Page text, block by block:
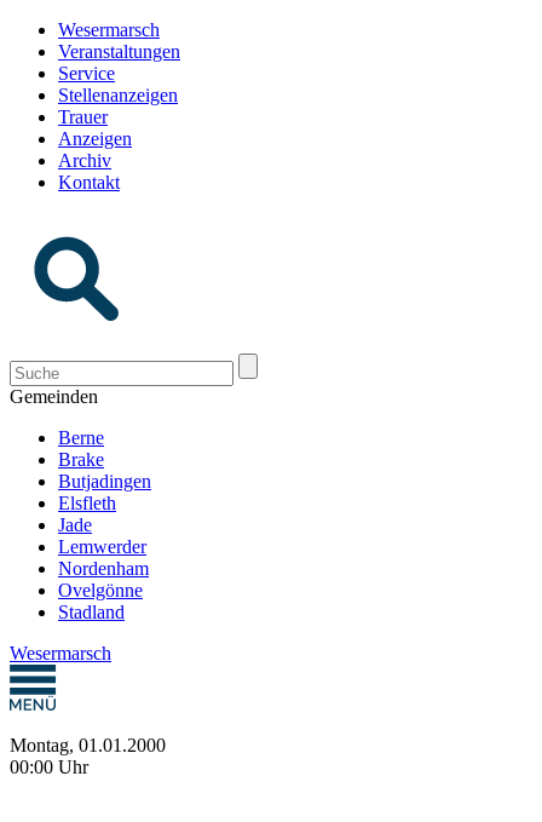
Wesermarsch
Veranstaltungen
Service
Stellenanzeigen
Trauer
Anzeigen
Archiv
Kontakt
Gemeinden
Berne
Brake
Butjadingen
Elsfleth
Jade
Lemwerder
Nordenham
Ovelgönne
Stadland
Wesermarsch
Montag, 01.01.2000
00:00 Uhr